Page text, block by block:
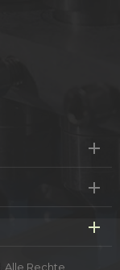
Alle Rechte